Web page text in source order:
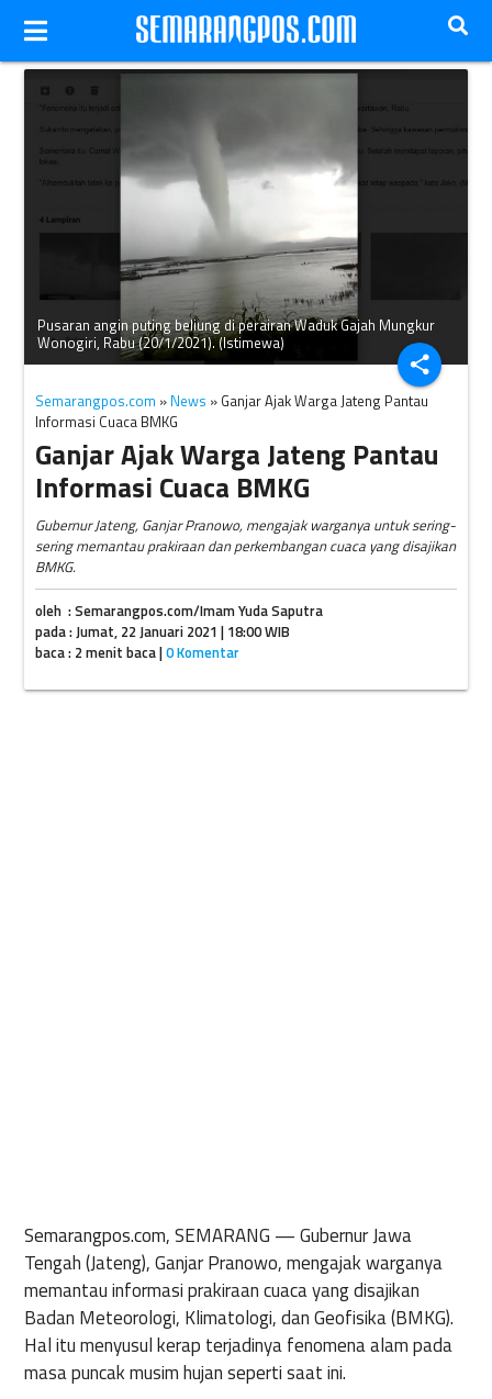
share
Pusaran angin puting beliung di perairan Waduk Gajah Mungkur
Wonogiri, Rabu (20/1/2021). (Istimewa)
Semarangpos.com » News » Ganjar Ajak Warga Jateng Pantau
Informasi Cuaca BMKG
Ganjar Ajak Warga Jateng Pantau
Informasi Cuaca BMKG
Gubernur Jateng, Ganjar Pranowo, mengajak warganya untuk sering-
sering memantau prakiraan dan perkembangan cuaca yang disajikan
BMKG.
oleh : Semarangpos.com/Imam Yuda Saputra
pada : Jumat, 22 Januari 2021 | 18:00 WIB
baca : 2 menit baca |0 Komentar
Semarangpos.com, SEMARANG —Gubernur Jawa
Tengah (Jateng), Ganjar Pranowo, mengajak warganya
memantau informasi prakiraan cuaca yang disajikan
Badan Meteorologi, Klimatologi, dan Geofisika (BMKG).
Hal itu menyusul kerap terjadinya fenomena alam pada
masa puncak musim hujan seperti saat ini.